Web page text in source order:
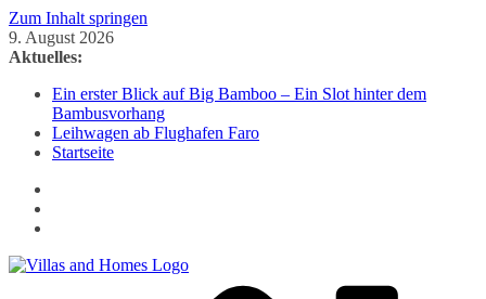
Zum Inhalt springen
9. August 2026
Aktuelles:
Ein erster Blick auf Big Bamboo – Ein Slot hinter dem
Bambusvorhang
Leihwagen ab Flughafen Faro
Startseite